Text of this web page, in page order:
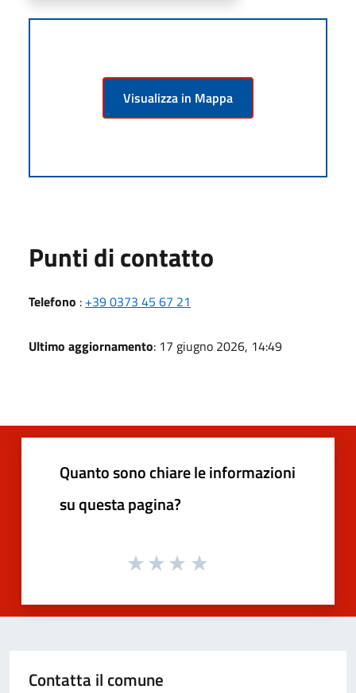
Visualizza in Mappa
Punti di contatto
Telefono : +39 0373 45 67 21
Ultimo aggiornamento: 17 giugno 2026, 14:49
Quanto sono chiare le informazioni
su questa pagina?
Contatta il comune